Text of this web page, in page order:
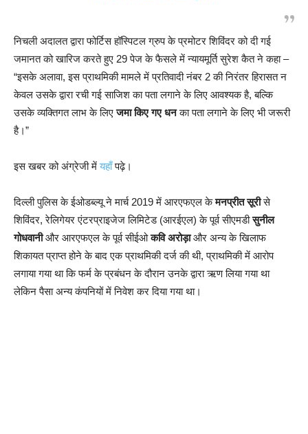
निचली अदालत द्वारा फोर्टिस हॉस्पिटल ग्रुप के प्रमोटर शिविंदर को दी गई
जमानत को खारिज करते हुए 29 पेज के फैसले में न्यायमूर्ति सुरेश कैत ने कहा –
“इसके अलावा, इस प्राथमिकी मामले में प्रतिवादी नंबर 2 की निरंतर हिरासत न
केवल उसके द्वारा रची गई साजिश का पता लगाने के लिए आवश्यक है, बल्कि
उसके व्यक्तिगत लाभ के लिएजमा किए गए धनका पता लगाने के लिए भी जरूरी
है।”
इस खबर को अंग्रेजी मेंयहाँपढ़े।
दिल्ली पुलिस के ईओडब्ल्यू ने मार्च 2019 में आरएफएल केमनप्रीत सूरीसे
शिविंदर, रेलिगेयर एंटरप्राइजेज लिमिटेड (आरईएल) के पूर्व सीएमडीसुनील
गोधवानीऔर आरएफएल के पूर्व सीईओकवि अरोड़ाऔर अन्य के खिलाफ
शिकायत प्राप्त होने के बाद एक प्राथमिकी दर्ज की थी, प्राथमिकी में आरोप
लगाया गया था कि फर्म के प्रबंधन के दौरान उनके द्वारा ऋण लिया गया था
लेकिन पैसा अन्य कंपनियों में निवेश कर दिया गया था।